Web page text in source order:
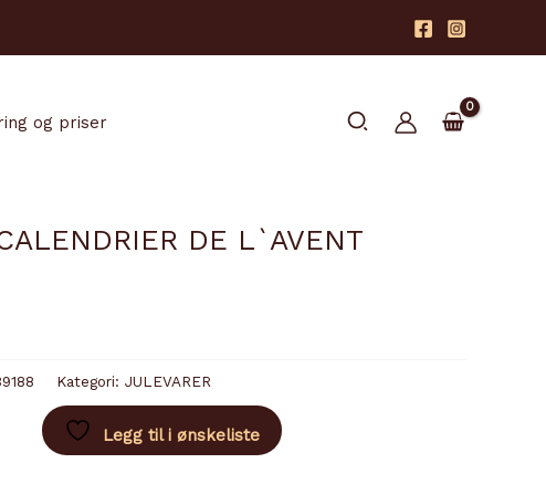
og priser Søk
DE L`AVENT
Kategori: JULEVARER
Legg til i ønskeliste